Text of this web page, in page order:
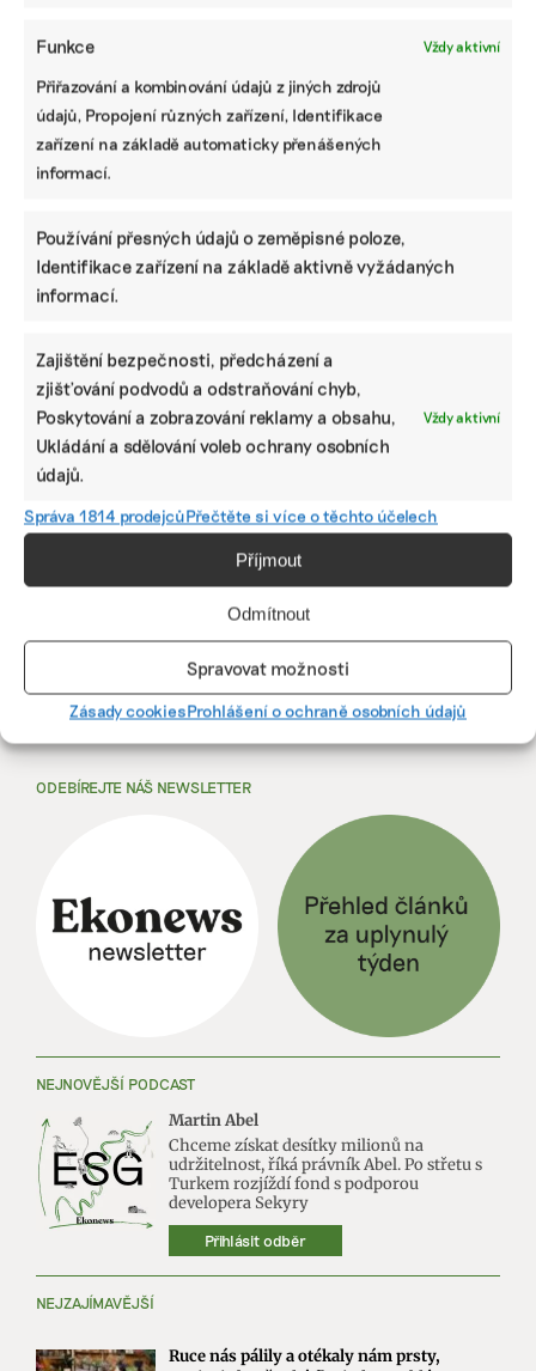
Funkce Vždy aktivní
Přiřazování a kombinování údajů z jiných zdrojů
údajů, Propojení různých zařízení, Identifikace
zařízení na základě automaticky přenášených
informací.
Používání přesných údajů o zeměpisné poloze,
Identifikace zařízení na základě aktivně vyžádaných
informací.
Zajištění bezpečnosti, předcházení a
zjišťování podvodů a odstraňování chyb,
Poskytování a zobrazování reklamy a obsahu,
Ukládání a sdělování voleb ochrany osobních
údajů.
Vždy aktivní
Správa 1814 prodejcůPřečtěte si více o těchto účelech
Příjmout
Odmítnout
Spravovat možnosti
Zásady cookiesProhlášení o ochraně osobních údajů
SDÍLET
PODOBNÉ PŘÍSPĚVKY
Nejdřív najde
vadný panel.
Pak pomůže s
ESG reportem
aneb Jak umělá
Retardační,
zóny. Z
nástroje na
urychlení
staveb
větrníků se
stává brzda
Politici
naštvaní a
zklamaní,
ODEBÍREJTE NÁŠ NEWSLETTER
NEJNOVĚJŠÍ PODCAST
Martin Abel
Chceme získat desítky milionů na
udržitelnost, říká právník Abel. Po střetu s
Turkem rozjíždí fond s podporou
developera Sekyry
Přihlásit odběr
NEJZAJÍMAVĚJŠÍ
Ruce nás pálily a otékaly nám prsty,